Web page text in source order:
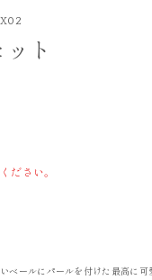
ト
ださい。
ベールにパールを付けた最高に可